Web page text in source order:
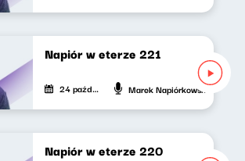
Napiór w eterze 221
24 października 2024 Marek Napiórkowski
Napiór w eterze 220